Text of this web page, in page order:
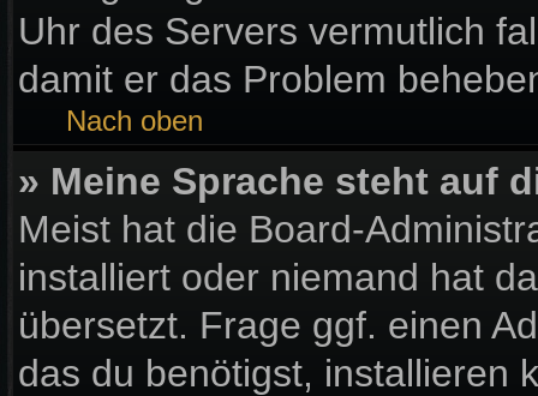
Uhr des Servers vermutlich
damit er das Problem
Nach oben
» Meine Sprache steht auf
Meist hat die Board-
installiert oder niemand hat
übersetzt. Frage ggf. einen
das du benötigst, installieren